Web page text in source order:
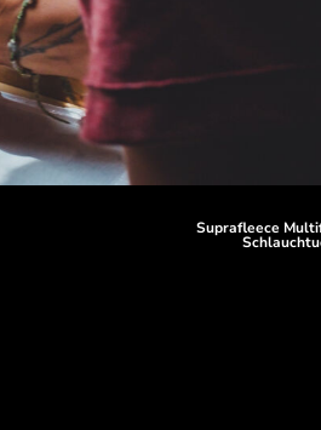
Suprafleece